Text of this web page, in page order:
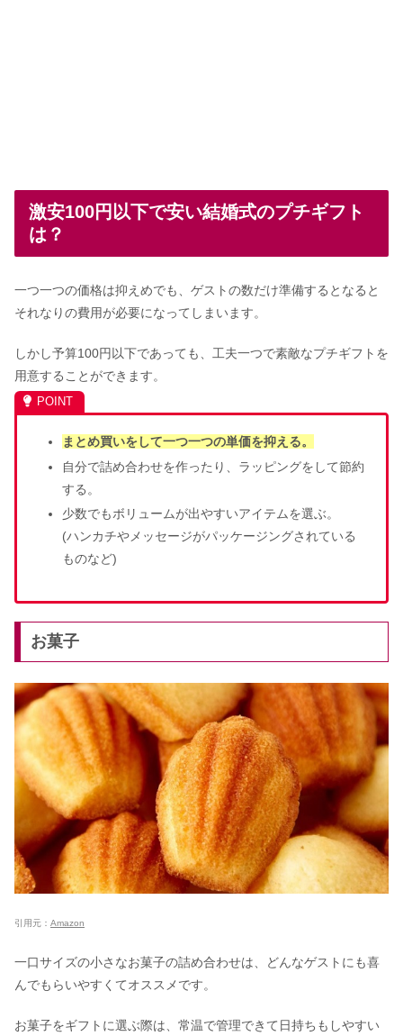
激安100円以下で安い結婚式のプチギフト
は？
一つ一つの価格は抑えめでも、ゲストの数だけ準備するとなると
それなりの費用が必要になってしまいます。
しかし予算100円以下であっても、工夫一つで素敵なプチギフトを
用意することができます。
まとめ買いをして一つ一つの単価を抑える。
自分で詰め合わせを作ったり、ラッピングをして節約
する。
少数でもボリュームが出やすいアイテムを選ぶ。
(ハンカチやメッセージがパッケージングされている
ものなど)
お菓子
引用元： Amazon
一口サイズの小さなお菓子の詰め合わせは、どんなゲストにも喜
んでもらいやすくてオススメです。
お菓子をギフトに選ぶ際は、常温で管理できて日持ちもしやすい